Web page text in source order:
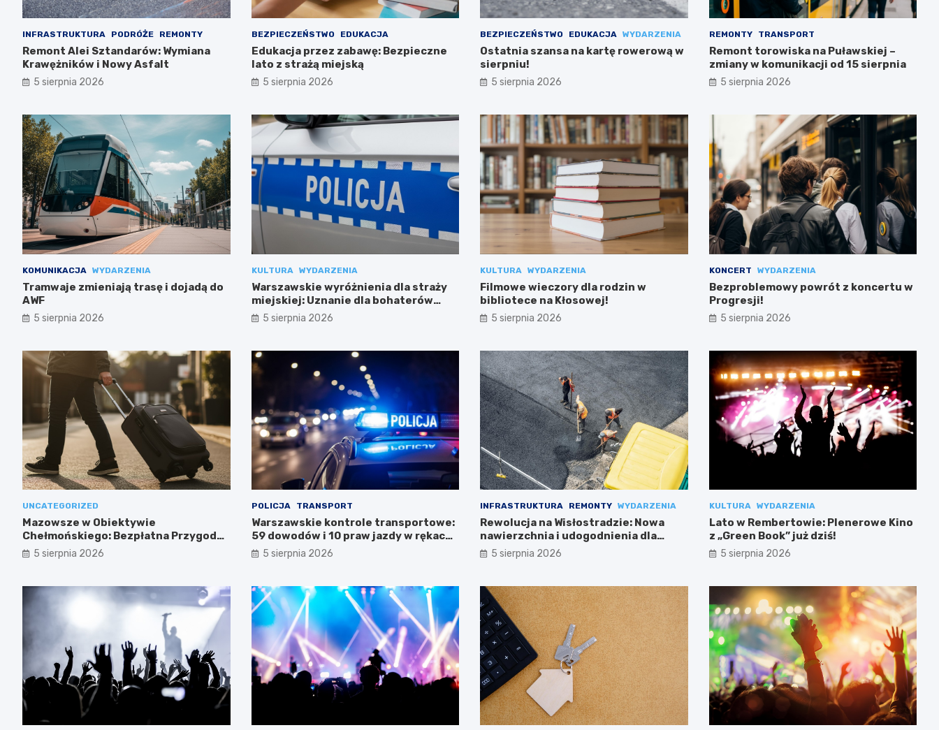
INFRASTRUKTURA PODRÓŻE REMONTY
Remont Alei Sztandarów: Wymiana
Krawężników i Nowy Asfalt
5 sierpnia 2026
BEZPIECZEŃSTWO EDUKACJA
Edukacja przez zabawę: Bezpieczne
lato z strażą miejską
5 sierpnia 2026
BEZPIECZEŃSTWO EDUKACJA WYDARZENIA
Ostatnia szansa na kartę rowerową w
sierpniu!
5 sierpnia 2026
REMONTY TRANSPORT
Remont torowiska na Puławskiej –
zmiany w komunikacji od 15 sierpnia
5 sierpnia 2026
KOMUNIKACJA WYDARZENIA
Tramwaje zmieniają trasę i dojadą do
AWF
5 sierpnia 2026
KULTURA WYDARZENIA
Warszawskie wyróżnienia dla straży
miejskiej: Uznanie dla bohaterów
codzienności
5 sierpnia 2026
KULTURA WYDARZENIA
Filmowe wieczory dla rodzin w
bibliotece na Kłosowej!
5 sierpnia 2026
KONCERT WYDARZENIA
Bezproblemowy powrót z koncertu w
Progresji!
5 sierpnia 2026
UNCATEGORIZED
Mazowsze w Obiektywie
Chełmońskiego: Bezpłatna Przygoda
dla Seniorów
5 sierpnia 2026
POLICJA TRANSPORT
Warszawskie kontrole transportowe:
59 dowodów i 10 praw jazdy w rękach
służb
5 sierpnia 2026
INFRASTRUKTURA REMONTY WYDARZENIA
Rewolucja na Wisłostradzie: Nowa
nawierzchnia i udogodnienia dla
kierowców
5 sierpnia 2026
KULTURA WYDARZENIA
Lato w Rembertowie: Plenerowe Kino
z „Green Book” już dziś!
5 sierpnia 2026